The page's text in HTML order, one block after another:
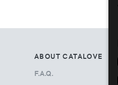
ABOUT CATALOVE
F.A.Q.